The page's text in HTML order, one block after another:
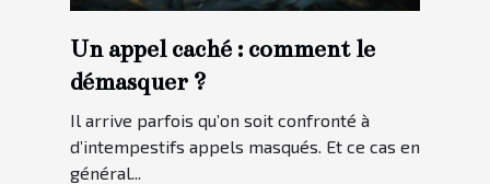
Un appel caché : comment le
démasquer ?
Il arrive parfois qu’on soit confronté à
d’intempestifs appels masqués. Et ce cas en
général...